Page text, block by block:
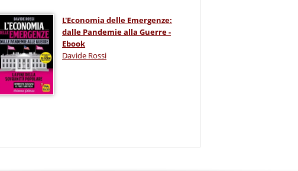
L'Economia delle Emergenze:
dalle Pandemie alla Guerre -
Ebook
Davide Rossi